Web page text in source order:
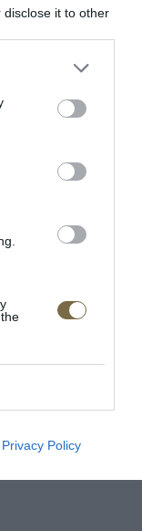
it to other
Privacy Policy
priestorom
kreslo Legend s